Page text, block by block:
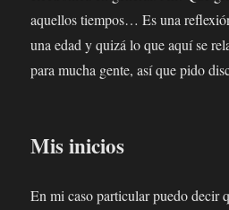
aquellos tiempos… Es una
una edad y quizá lo que aquí se
para mucha gente, así que pido
Mis inicios
En mi caso particular puedo decir